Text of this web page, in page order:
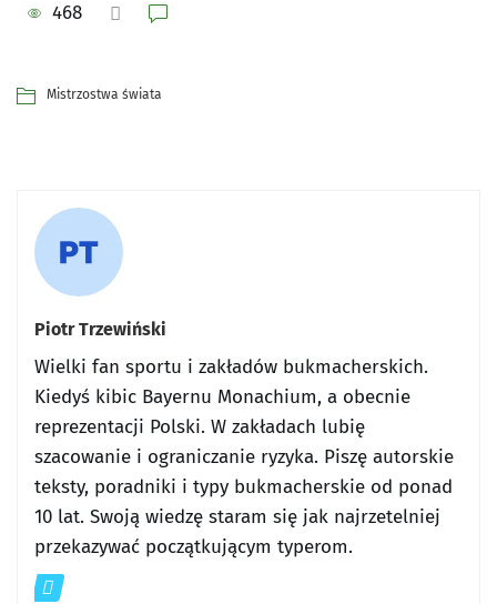
468
Mistrzostwa świata
Piotr Trzewiński
Wielki fan sportu i zakładów bukmacherskich.
Kiedyś kibic Bayernu Monachium, a obecnie
reprezentacji Polski. W zakładach lubię
szacowanie i ograniczanie ryzyka. Piszę autorskie
teksty, poradniki i typy bukmacherskie od ponad
10 lat. Swoją wiedzę staram się jak najrzetelniej
przekazywać początkującym typerom.